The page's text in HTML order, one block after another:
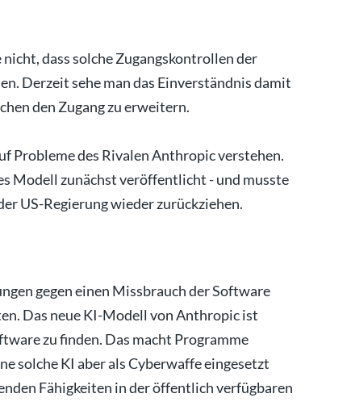
dass solche Zugangskontrollen der
Derzeit sehe man das Einverständnis damit
den Zugang zu erweitern.
Probleme des Rivalen Anthropic verstehen.
Modell zunächst veröffentlicht - und musste
US-Regierung wieder zurückziehen.
gegen einen Missbrauch der Software
Das neue KI-Modell von Anthropic ist
zu finden. Das macht Programme
solche KI aber als Cyberwaffe eingesetzt
Fähigkeiten in der öffentlich verfügbaren